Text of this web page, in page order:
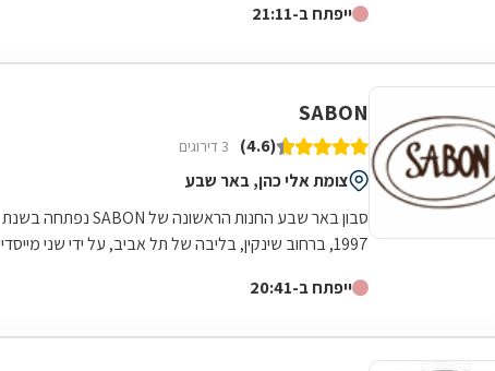
ייפתח ב-21:11
SABON
(4.6) 3 דירוגים
צומת אלי כהן, באר שבע
סבון באר שבע החנות הראשונה של SABON נפתחה בשנת
1997, ברחוב שינקין, בליבה של תל אביב, על ידי שני מייסדי
ייפתח ב-20:41